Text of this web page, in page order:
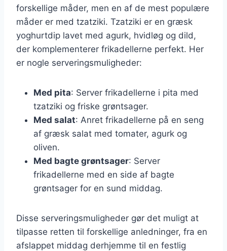
forskellige måder, men en af de mest populære
måder er med tzatziki. Tzatziki er en græsk
yoghurtdip lavet med agurk, hvidløg og dild,
der komplementerer frikadellerne perfekt. Her
er nogle serveringsmuligheder:
Med pita: Server frikadellerne i pita med
tzatziki og friske grøntsager.
Med salat: Anret frikadellerne på en seng
af græsk salat med tomater, agurk og
oliven.
Med bagte grøntsager: Server
frikadellerne med en side af bagte
grøntsager for en sund middag.
Disse serveringsmuligheder gør det muligt at
tilpasse retten til forskellige anledninger, fra en
afslappet middag derhjemme til en festlig